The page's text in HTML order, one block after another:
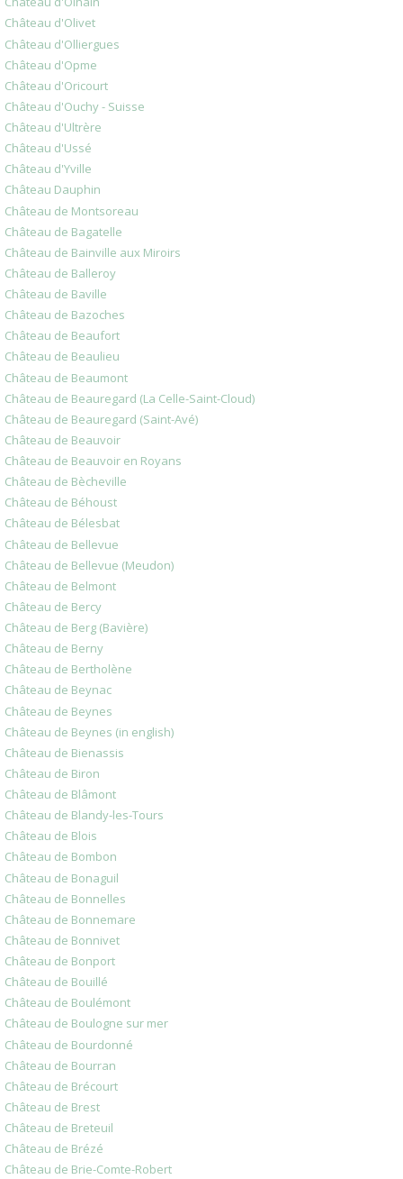
Château d'Olivet
Château d'Olliergues
Château d'Opme
Château d'Oricourt
Château d'Ouchy - Suisse
Château d'Ultrère
Château d'Ussé
Château d'Yville
Château Dauphin
Château de Montsoreau
Château de Bagatelle
Château de Bainville aux Miroirs
Château de Balleroy
Château de Baville
Château de Bazoches
Château de Beaufort
Château de Beaulieu
Château de Beaumont
Château de Beauregard (La Celle-Saint-Cloud)
Château de Beauregard (Saint-Avé)
Château de Beauvoir
Château de Beauvoir en Royans
Château de Bècheville
Château de Béhoust
Château de Bélesbat
Château de Bellevue
Château de Bellevue (Meudon)
Château de Belmont
Château de Bercy
Château de Berg (Bavière)
Château de Berny
Château de Bertholène
Château de Beynac
Château de Beynes
Château de Beynes (in english)
Château de Bienassis
Château de Biron
Château de Blâmont
Château de Blandy-les-Tours
Château de Blois
Château de Bombon
Château de Bonaguil
Château de Bonnelles
Château de Bonnemare
Château de Bonnivet
Château de Bonport
Château de Bouillé
Château de Boulémont
Château de Boulogne sur mer
Château de Bourdonné
Château de Bourran
Château de Brécourt
Château de Brest
Château de Breteuil
Château de Brézé
Château de Brie-Comte-Robert